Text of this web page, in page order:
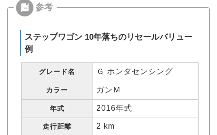
ステップワゴン 10年落ちのリセールバリュー
例
グレード名 Ｇ ホンダセンシング
カラー ガンＭ
年式 2016年式
走行距離 2 km